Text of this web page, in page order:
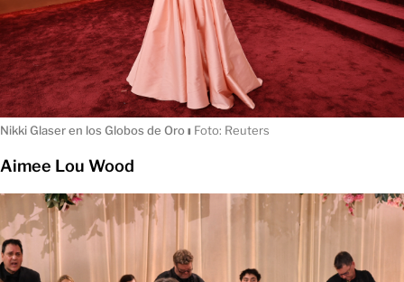
Nikki Glaser en los Globos de Oro Foto: Reuters
Aimee Lou Wood